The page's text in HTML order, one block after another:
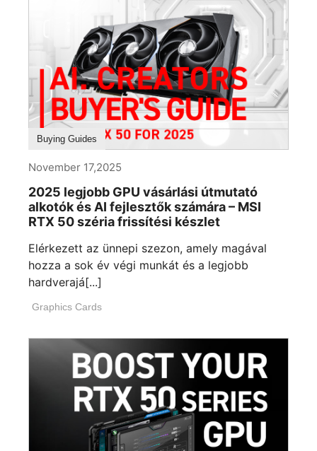
Buying Guides
November 17,2025
2025 legjobb GPU vásárlási útmutató
alkotók és AI fejlesztők számára – MSI
RTX 50 széria frissítési készlet
Elérkezett az ünnepi szezon, amely magával
hozza a sok év végi munkát és a legjobb
hardverajá[...]
Graphics Cards